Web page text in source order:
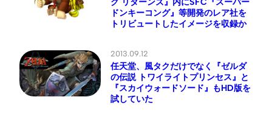
ドンキーコング』等開発のレア社を
トリビュートしたイメージを収録か
2013.09.12
任天堂、風タクだけでなく『ゼルダ
の伝説 トワイライトプリンセス』と
『スカイウォードソード』もHD版を
試していた